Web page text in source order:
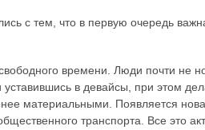
с тем, что в первую очередь
времени. Люди почти не
в девайсы, при этом
материальными. Появляется
транспорта. Все это